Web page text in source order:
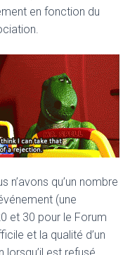
en fonction du
n’avons qu’un nombre
(une
et 30 pour le Forum
et la qualité d’un